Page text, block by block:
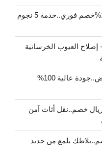
نقل عفش من الرياض للقصيم بـ18%خصم فوري..خدمة 5 نجوم
العيوب الخرسانية
مقاول صب خرسانة السقف بالرياض..جودة عالية 100%
نقل عفش حي السويدي بـ100ريال خصم..نقل أثاث آمن
بالرياض بـ33%خصم..بلاطك يلمع من جديد